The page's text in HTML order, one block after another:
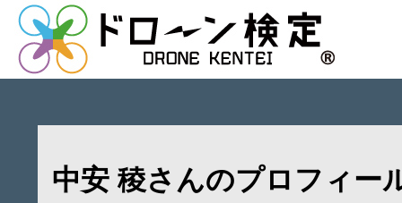
中安 稜さんのプロフィー